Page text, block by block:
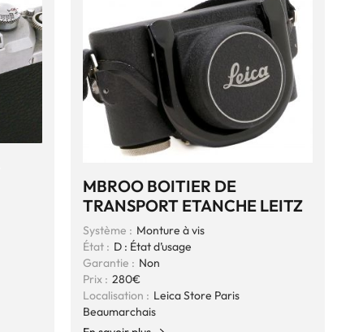
MBROO BOITIER DE
TRANSPORT ETANCHE LEITZ
Système : Monture à vis
État : D : État d’usage
Garantie : Non
Prix : 280€
Localisation : Leica Store Paris
Beaumarchais